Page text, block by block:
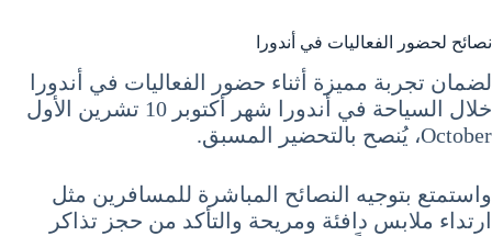
نصائح لحضور الفعاليات في أندورا
لضمان تجربة مميزة أثناء حضور الفعاليات في أندورا
خلال السياحة في أندورا شهر أكتوبر 10 تشرين الأول
October، يُنصح بالتحضير المسبق.
واستمتع بتوجيه النصائح المباشرة للمسافرين مثل
ارتداء ملابس دافئة ومريحة والتأكد من حجز تذاكر